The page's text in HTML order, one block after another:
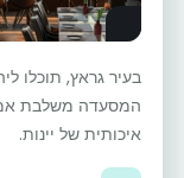
בעיר גראץ, תוכלו
המסעדה משלבת
איכותית של יינות.